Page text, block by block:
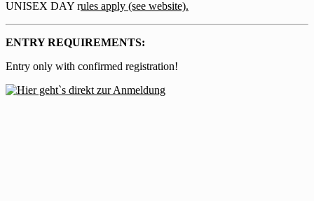
UNISEX DAY rules apply (see website).
ENTRY REQUIREMENTS:
Entry only with confirmed registration!